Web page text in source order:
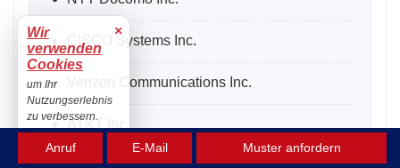
CISCO Systems Inc.
Verizon Communications Inc.
AT&T Inc.
Anruf E-Mail Muster anfordern
Wir
verwenden
Cookies
×
um Ihr
Nutzungserlebnis
zu verbessern.